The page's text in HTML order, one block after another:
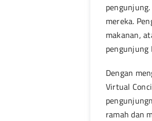
mereka.
makanan,
pengunjung
Dengan
Virtual
ramah dan